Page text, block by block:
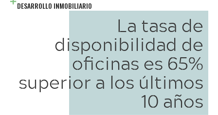
DESARROLLO INMOBILIARIO
La tasa de
disponibilidad de
oficinas es 65%
superior a los últimos
10 años